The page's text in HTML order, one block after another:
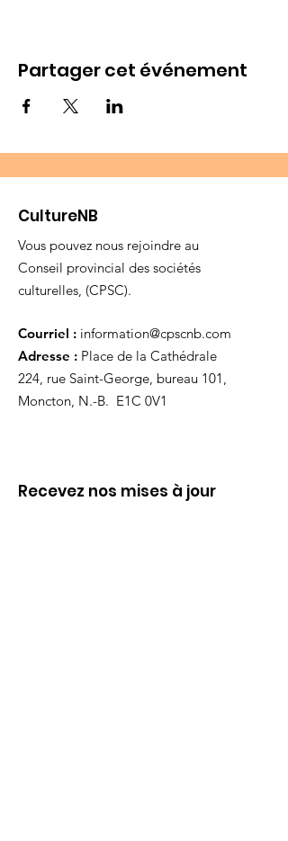
Partager cet événement
CultureNB
Vous pouvez nous rejoindre au
Conseil provincial des sociétés
culturelles, (CPSC).
Courriel : information@cpscnb.com
Adresse : Place de la Cathédrale
224, rue Saint-George, bureau 101,
Moncton, N.-B. E1C 0V1
Recevez nos mises à jour